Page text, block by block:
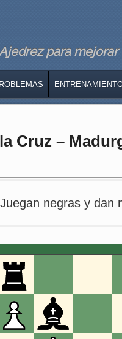
para
Cruz –
Juegan negras y dan